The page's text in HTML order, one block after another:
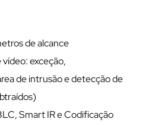
de alcance
exceção,
de intrusão e detecção de
Smart IR e Codificação